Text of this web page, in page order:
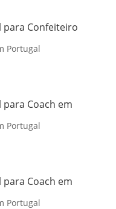
para Confeiteiro
Portugal
Coach em
Portugal
Coach em
Portugal